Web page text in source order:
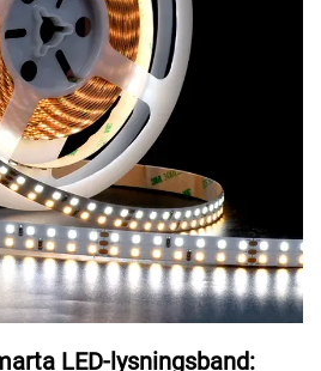
LED-lysningsband: